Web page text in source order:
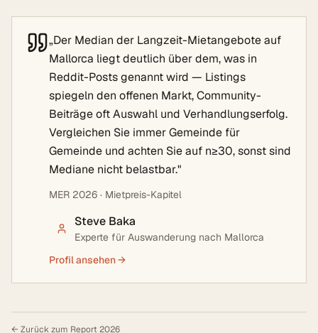
„Der Median der Langzeit-Mietangebote auf
Mallorca liegt deutlich über dem, was in
Reddit-Posts genannt wird — Listings
spiegeln den offenen Markt, Community-
Beiträge oft Auswahl und Verhandlungserfolg.
Vergleichen Sie immer Gemeinde für
Gemeinde und achten Sie auf n≥30, sonst sind
Mediane nicht belastbar."
MER 2026 · Mietpreis-Kapitel
Steve Baka
Experte für Auswanderung nach Mallorca
Profil ansehen →
← Zurück zum Report 2026